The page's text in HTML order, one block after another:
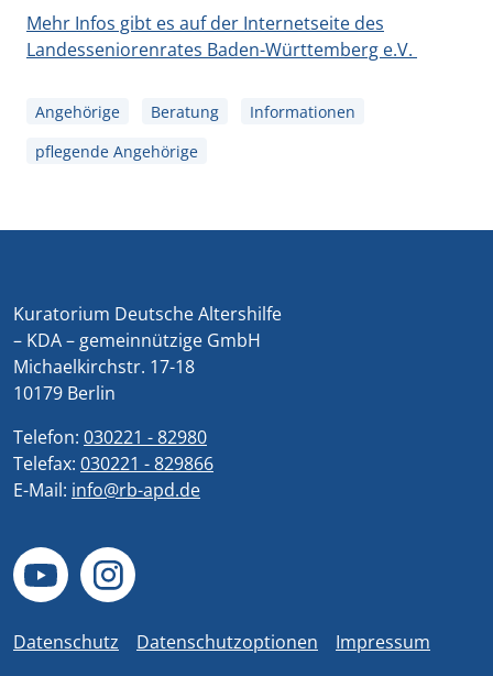
Mehr Infos gibt es auf der Internetseite des
Landesseniorenrates Baden-Württemberg e.V.
Angehörige Beratung
Informationen
pflegende Angehörige
Kuratorium Deutsche Altershilfe
– KDA – gemeinnützige GmbH
Michaelkirchstr. 17-18
10179 Berlin
Telefon: 030221 - 82980
Telefax: 030221 - 829866
E-Mail: info@rb-apd.de
Datenschutz Datenschutzoptionen Impressum